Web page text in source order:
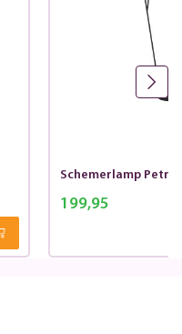
Schemerlamp
199,95